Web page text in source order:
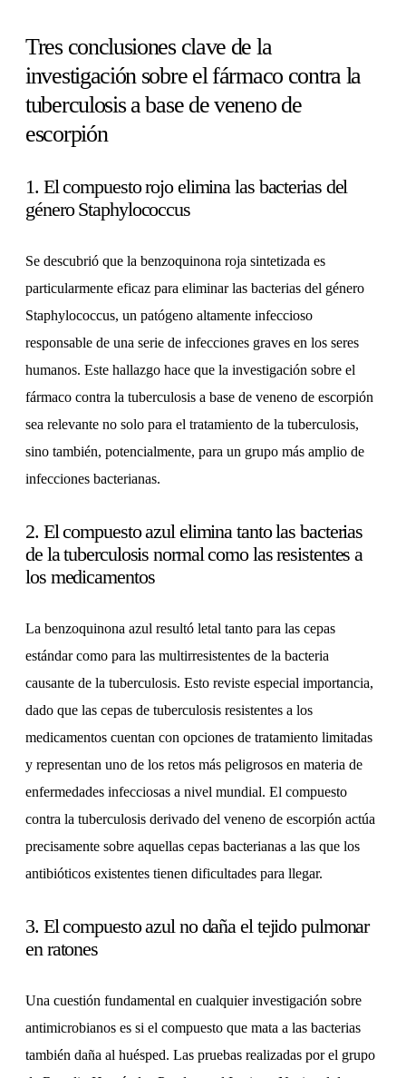
Tres conclusiones clave de la
investigación sobre el fármaco contra la
tuberculosis a base de veneno de
escorpión
1. El compuesto rojo elimina las bacterias del
género Staphylococcus
Se descubrió que la benzoquinona roja sintetizada es
particularmente eficaz para eliminar las bacterias del género
Staphylococcus, un patógeno altamente infeccioso
responsable de una serie de infecciones graves en los seres
humanos. Este hallazgo hace que la investigación sobre el
fármaco contra la tuberculosis a base de veneno de escorpión
sea relevante no solo para el tratamiento de la tuberculosis,
sino también, potencialmente, para un grupo más amplio de
infecciones bacterianas.
2. El compuesto azul elimina tanto las bacterias
de la tuberculosis normal como las resistentes a
los medicamentos
La benzoquinona azul resultó letal tanto para las cepas
estándar como para las multirresistentes de la bacteria
causante de la tuberculosis. Esto reviste especial importancia,
dado que las cepas de tuberculosis resistentes a los
medicamentos cuentan con opciones de tratamiento limitadas
y representan uno de los retos más peligrosos en materia de
enfermedades infecciosas a nivel mundial. El compuesto
contra la tuberculosis derivado del veneno de escorpión actúa
precisamente sobre aquellas cepas bacterianas a las que los
antibióticos existentes tienen dificultades para llegar.
3. El compuesto azul no daña el tejido pulmonar
en ratones
Una cuestión fundamental en cualquier investigación sobre
antimicrobianos es si el compuesto que mata a las bacterias
también daña al huésped. Las pruebas realizadas por el grupo